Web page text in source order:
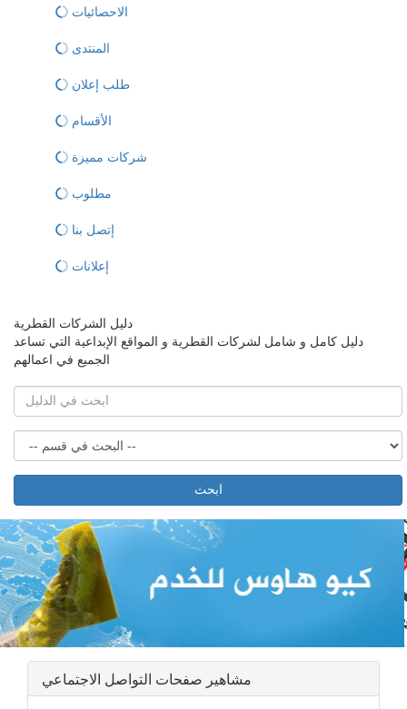
الاحصائيات
المنتدى
طلب إعلان
الأقسام
شركات مميزة
مطلوب
إتصل بنا
إعلانات
دليل الشركات القطرية
دليل كامل و شامل لشركات القطرية و المواقع الإبداعية التي تساعد
الجميع في اعمالهم
ابحث
مشاهير صفحات التواصل الاجتماعي